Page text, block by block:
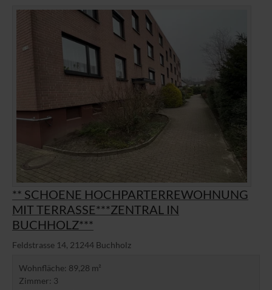
** SCHOENE HOCHPARTERREWOHNUNG
MIT TERRASSE***ZENTRAL IN
BUCHHOLZ***
Feldstrasse 14, 21244 Buchholz
Wohnfläche 89,28 m²
Zimmer 3